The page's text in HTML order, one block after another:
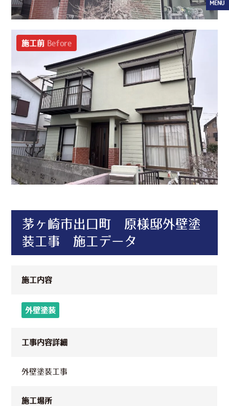
MENU
施工前 Before
茅ヶ崎市出口町 原様邸外壁塗
装工事 施工データ
施工内容
外壁塗装
工事内容詳細
外壁塗装工事
施工場所